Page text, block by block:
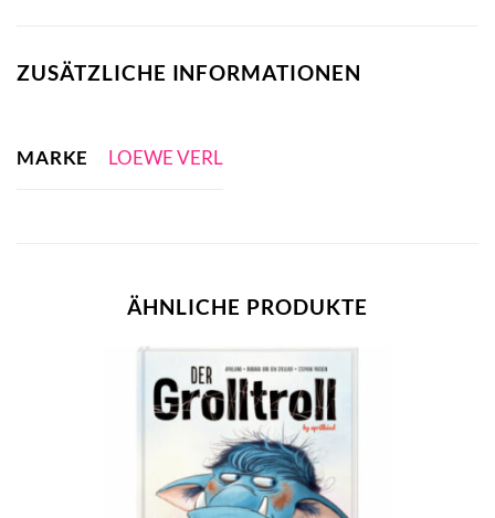
ZUSÄTZLICHE INFORMATIONEN
MARKE LOEWE VERL
ÄHNLICHE PRODUKTE